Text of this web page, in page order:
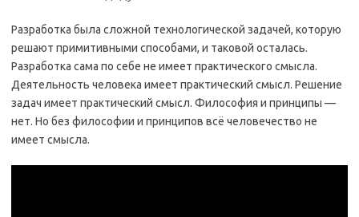
Разработка была сложной технологической задачей, которую
решают примитивными способами, и таковой осталась.
Разработка сама по себе не имеет практического смысла.
Деятельность человека имеет практический смысл. Решение
задач имеет практический смысл. Философия и принципы —
нет. Но без философии и принципов всё человечество не
имеет смысла.